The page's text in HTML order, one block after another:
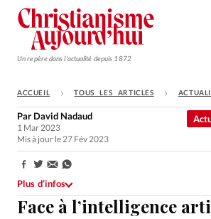
Un repère dans l'actualité depuis 1872
S'ABONNER
Monde
Opinions
Tous les articles
ACCUEIL TOUS LES ARTICLES
Face à l’intelligence
Par David Nadaud
1 Mar 2023
Mis à jour le 27 Fév 2023
Partager:
Plus d’infos